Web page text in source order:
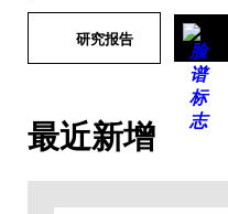
研究报告
最近新增